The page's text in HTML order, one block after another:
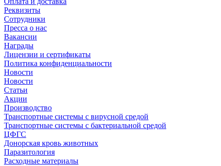
Реквизиты
Сотрудники
Пресса о нас
Вакансии
Награды
Лицензии и сертификаты
Политика конфиденциальности
Новости
Новости
Статьи
Акции
Производство
Транспортные системы с вирусной средой
Транспортные системы с бактериальной средой
ЦФГС
Донорская кровь животных
Паразитология
Расходные материалы